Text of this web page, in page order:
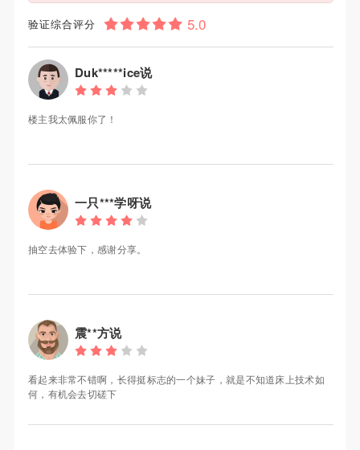
验证综合评分
Duk*****ice说
楼主我太佩服你了！
一只***学呀说
抽空去体验下，感谢分享。
震**方说
看起来非常不错啊，长得挺标志的一个妹子，就是不知道床上技术如
何，有机会去切磋下